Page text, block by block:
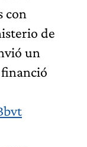
con
de
un